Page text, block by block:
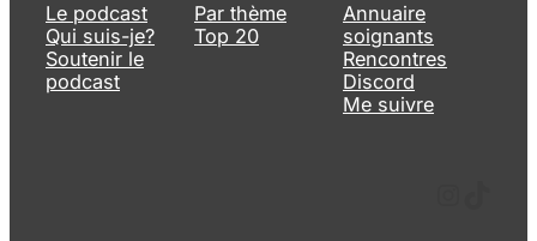
Le podcast
Qui suis-je?
Soutenir le
podcast
Par thème
Top 20
Annuaire
soignants
Rencontres
Discord
Me suivre